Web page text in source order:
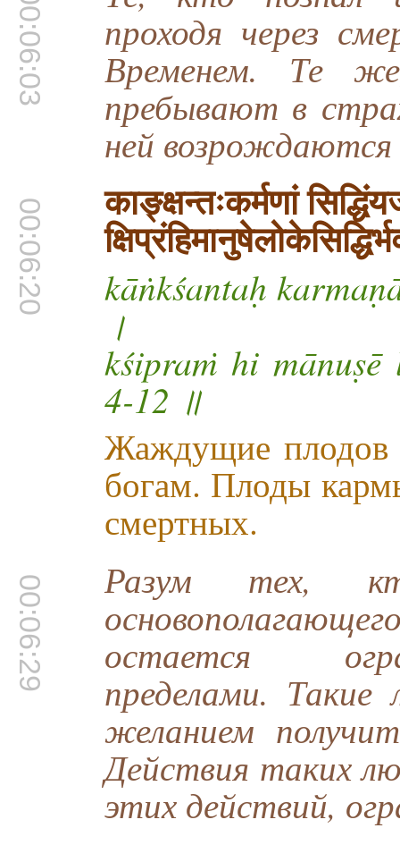
00:06:03 проходя через
Временем. Те
пребывают в
ней возрождаются
00:06:20
काङ्क्षन्तःकर्मणां
kāṅkśantaḥ
।
kśipraṁ hi
4-12 ॥
Жаждущие плодов
богам. Плоды
смертных.
00:06:29 Разум тех,
остается
пределами.
желанием
Действия таких
этих действий,